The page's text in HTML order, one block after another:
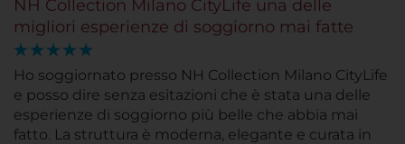
NH Collection Milano CityLife una delle
migliori esperienze di soggiorno mai fatte
Ho soggiornato presso NH Collection Milano CityLife
e posso dire senza esitazioni che è stata una delle
esperienze di soggiorno più belle che abbia mai
fatto. La struttura è moderna, elegante e curata in